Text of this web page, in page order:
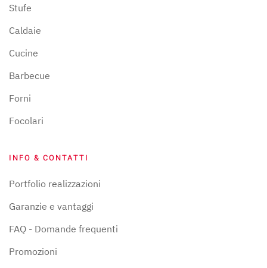
Stufe
Caldaie
Cucine
Barbecue
Forni
Focolari
INFO & CONTATTI
Portfolio realizzazioni
Garanzie e vantaggi
FAQ - Domande frequenti
Promozioni